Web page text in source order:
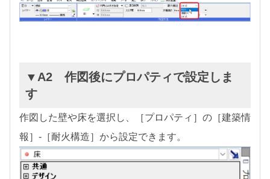
▼A2 作図後にプロパティで設定しま
す
作図した壁や床を選択し、［プロパティ］の［建築情
報］-［耐火構造］から設定できます。